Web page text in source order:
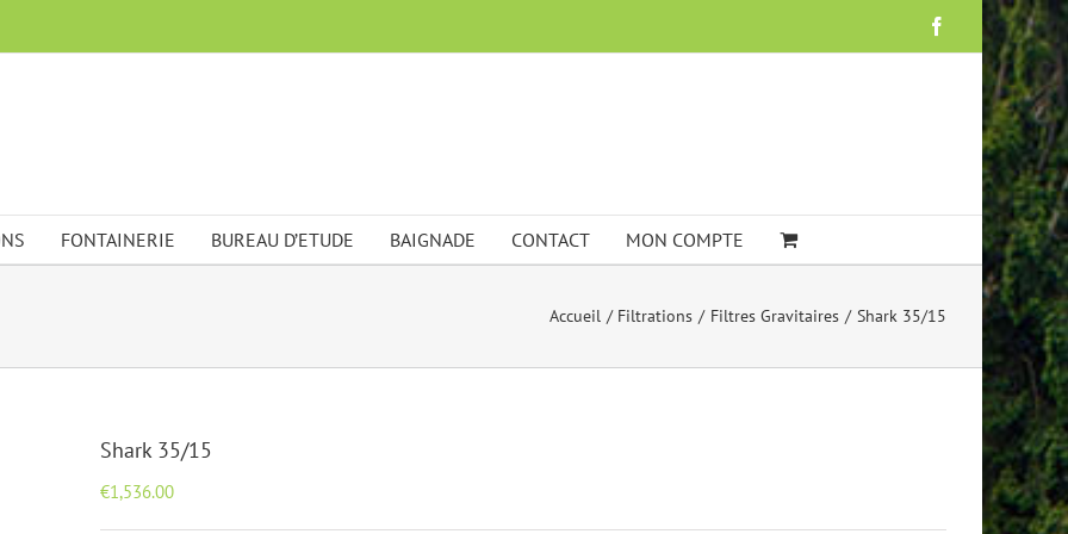
Facebook
FONTAINERIE BUREAU D’ETUDE BAIGNADE CONTACT MON COMPTE
Accueil Filtrations Filtres Gravitaires Shark 35/15
Shark 35/15
€1,536.00